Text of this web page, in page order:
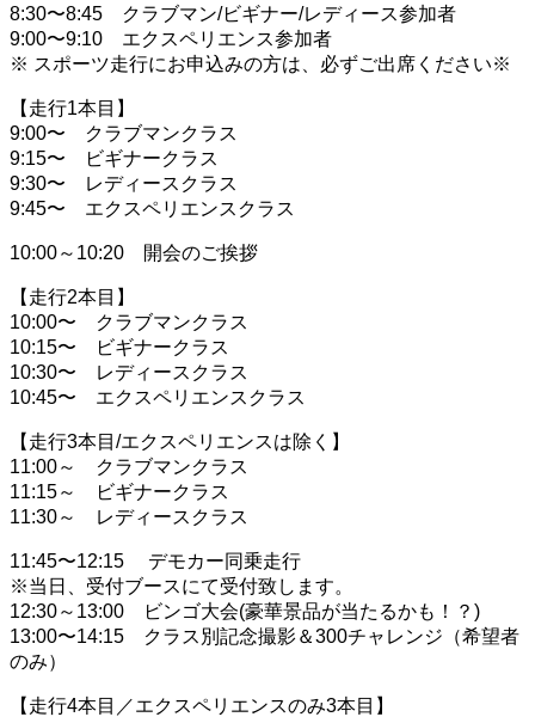
8:30〜8:45 クラブマン/ビギナー/レディース参加者
9:00〜9:10 エクスペリエンス参加者
※ スポーツ走行にお申込みの方は、必ずご出席ください※
【走行1本目】
9:00〜 クラブマンクラス
9:15〜 ビギナークラス
9:30〜 レディースクラス
9:45〜 エクスペリエンスクラス
10:00～10:20 開会のご挨拶
【走行2本目】
10:00〜 クラブマンクラス
10:15〜 ビギナークラス
10:30〜 レディースクラス
10:45〜 エクスペリエンスクラス
【走行3本目/エクスペリエンスは除く】
11:00～ クラブマンクラス
11:15～ ビギナークラス
11:30～ レディースクラス
11:45〜12:15 デモカー同乗走行
※当日、受付ブースにて受付致します。
12:30～13:00 ビンゴ大会(豪華景品が当たるかも！？)
13:00〜14:15 クラス別記念撮影＆300チャレンジ（希望者
のみ）
【走行4本目／エクスペリエンスのみ3本目】